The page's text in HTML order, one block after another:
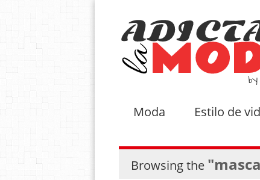
Moda Estilo de
Browsing the